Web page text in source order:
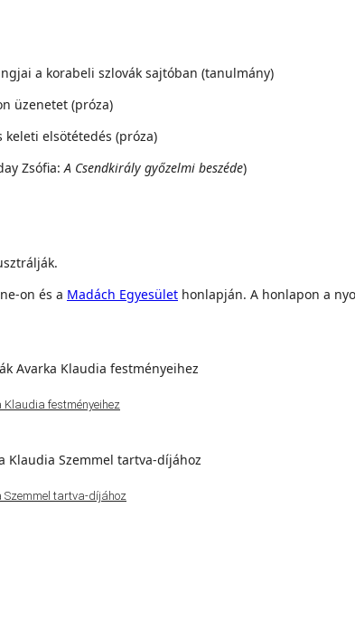
a korabeli szlovák sajtóban (tanulmány)
üzenetet (próza)
keleti elsötétedés (próza)
Zsófia:A Csendkirály győzelmi beszéde)
on és a Madách Egyesület honlapján. A honlapon a
festményeihez
tartva-díjához